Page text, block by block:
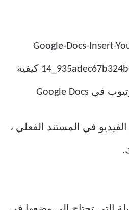
في المستند الفعلي ،